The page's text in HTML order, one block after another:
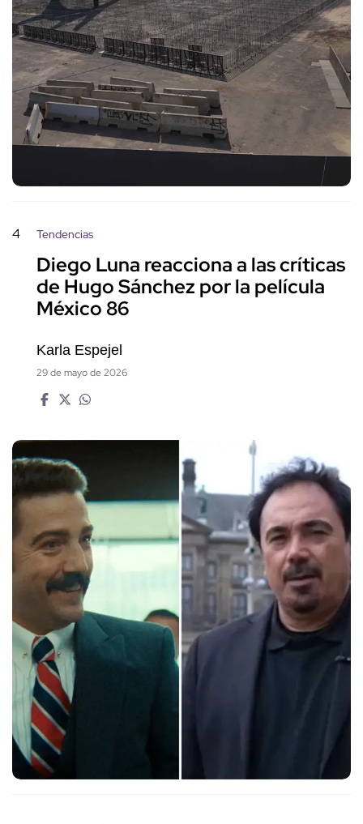
4 Tendencias
Diego Luna reacciona a las críticas
de Hugo Sánchez por la película
México 86
Karla Espejel
29 de mayo de 2026